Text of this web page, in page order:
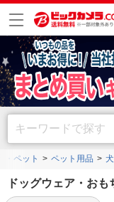
・ペット ペット用品
ドッグウェア・お